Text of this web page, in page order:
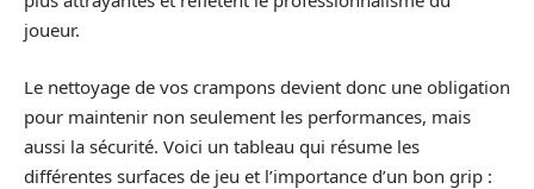
joueur.
Le nettoyage de vos crampons devient donc une obligation
pour maintenir non seulement les performances, mais
aussi la sécurité. Voici un tableau qui résume les
différentes surfaces de jeu et l’importance d’un bon grip :